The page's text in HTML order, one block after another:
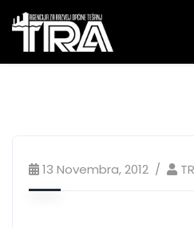
13 Novembra, 2012